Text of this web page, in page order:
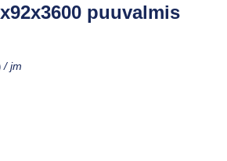
puuvalmis
/ jm